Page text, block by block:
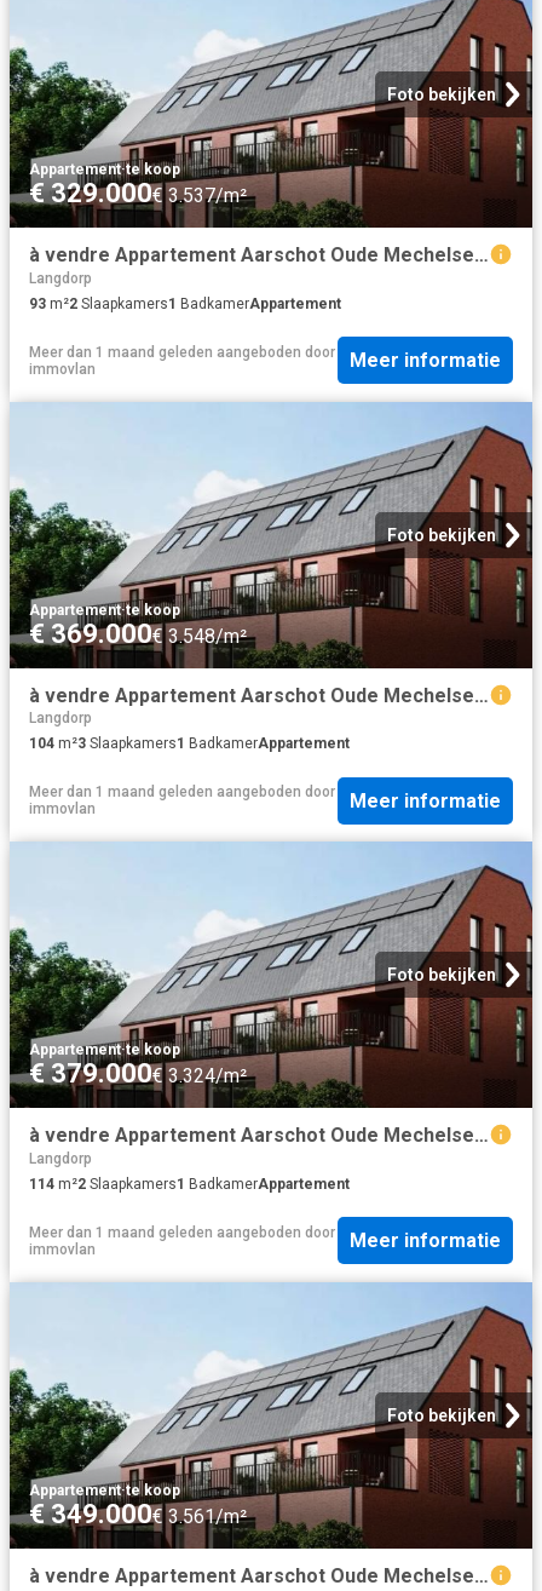
Foto bekijken
Appartement·te koop
€ 329.000€ 3.537/m²
à vendre Appartement Aarschot Oude Mechelsebaan
Langdorp
93 m²2 Slaapkamers1 BadkamerAppartement
Meer dan 1 maand geleden aangeboden door
immovlan
Meer informatie
Foto bekijken
Appartement·te koop
€ 369.000€ 3.548/m²
à vendre Appartement Aarschot Oude Mechelsebaan
Langdorp
104 m²3 Slaapkamers1 BadkamerAppartement
Meer dan 1 maand geleden aangeboden door
immovlan
Meer informatie
Foto bekijken
Appartement·te koop
€ 379.000€ 3.324/m²
à vendre Appartement Aarschot Oude Mechelsebaan
Langdorp
114 m²2 Slaapkamers1 BadkamerAppartement
Meer dan 1 maand geleden aangeboden door
immovlan
Meer informatie
Foto bekijken
Appartement·te koop
€ 349.000€ 3.561/m²
à vendre Appartement Aarschot Oude Mechelsebaan